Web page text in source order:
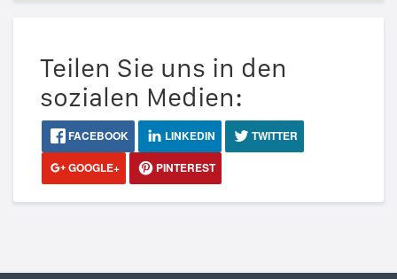
Teilen Sie uns in den
sozialen Medien:
FACEBOOK LINKEDIN
TWITTER
GOOGLE+
PINTEREST